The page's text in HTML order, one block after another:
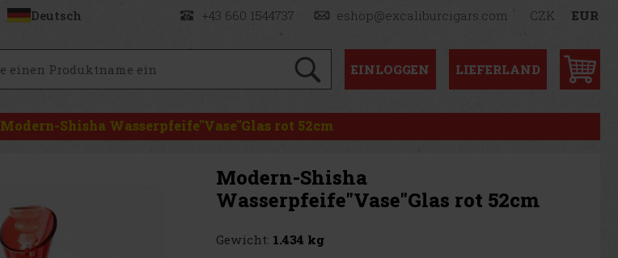
Deutsch +43 660 1544737 eshop@excaliburcigars.com CZK EUR
EINLOGGEN LIEFERLAND
Modern-Shisha Wasserpfeife"Vase"Glas rot 52cm
Modern-Shisha
Wasserpfeife"Vase"Glas rot 52cm
Gewicht: 1.434 kg